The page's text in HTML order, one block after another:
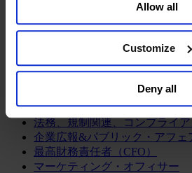
Sell or Share My Personal
the website. You must opt-out of
browser. For additional information
general collection and use of
Allow all
Customize
Deny all
リーダーシップ研修
最高経営責任者（CEO）
サステナビリティ（CSR）
ダイバーシティ＆インクルー
法務、規制関連、コンプライ
企業広報&パブリック・アフェ
最高財務責任者（CFO）
マーケティング・オフィサー